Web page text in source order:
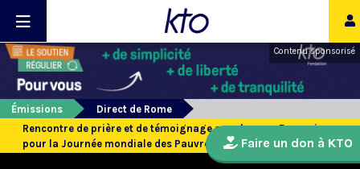
Contenu sponsorisé
Émissions
Direct de Rome
Rencontre de prière et de témoignage avec le pape François
pour la Journée mondiale des Pauvres
Faire un don à KTO